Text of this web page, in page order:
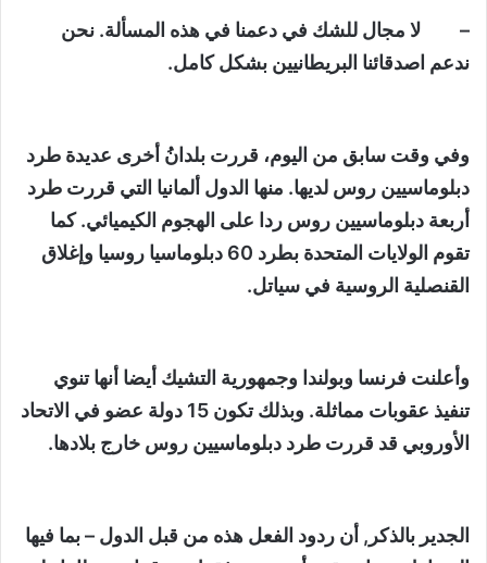
– لا مجال للشك في دعمنا في هذه المسألة. نحن
ندعم اصدقائنا البريطانيين بشكل كامل.
وفي وقت سابق من اليوم، قررت بلدانُ أخرى عديدة طرد
دبلوماسيين روس لديها. منها الدول ألمانيا التي قررت طرد
أربعة دبلوماسيين روس ردا على الهجوم الكيميائي. كما
تقوم الولايات المتحدة بطرد 60 دبلوماسيا روسيا وإغلاق
القنصلية الروسية في سياتل.
وأعلنت فرنسا وبولندا وجمهورية التشيك أيضا أنها تنوي
تنفيذ عقوبات مماثلة. وبذلك تكون 15 دولة عضو في الاتحاد
الأوروبي قد قررت طرد دبلوماسيين روس خارج بلادها.
الجدير بالذكر, أن ردود الفعل هذه من قبل الدول – بما فيها